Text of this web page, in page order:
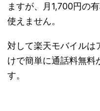
ますが、月1,700円の
使えません。
対して楽天モバイルは
けで簡単に通話料無料
す。